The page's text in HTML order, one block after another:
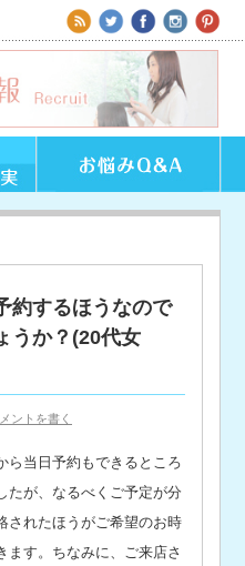
約するほうなので
うか？(20代女
ントを書く
ら当日予約もできるところ
たが、なるべくご予定が分
されたほうがご希望のお時
ます。ちなみに、ご来店さ